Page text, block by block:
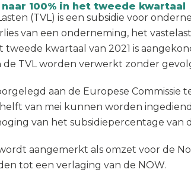
100% in het tweede kwartaal
(TVL) is een subsidie voor
van een onderneming, het
tweede kwartaal van 2021 is
de TVL worden verwerkt zonder
aan de Europese
van mei kunnen worden
van het subsidiepercentage
aangemerkt als omzet voor de
tot een verlaging van de NOW.